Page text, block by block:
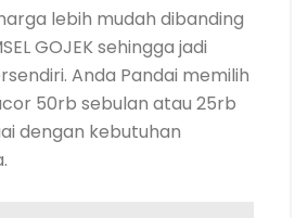
lebih mudah dibanding
GOJEK sehingga jadi
Anda Pandai memilih
50rb sebulan atau 25rb
dengan kebutuhan